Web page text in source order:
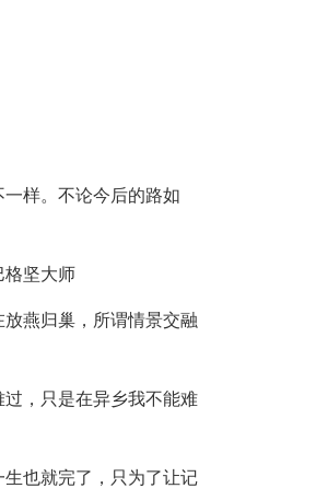
样。不论今后的路如
坚大师
燕归巢，所谓情景交融
，只是在异乡我不能难
也就完了，只为了让记